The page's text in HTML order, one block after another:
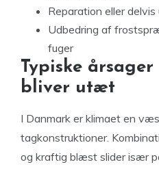
Reparation eller
Udbedring af
fuger
Typiske
bliver utæt
I Danmark er klimaet en
tagkonstruktioner.
og kraftig blæst slider især